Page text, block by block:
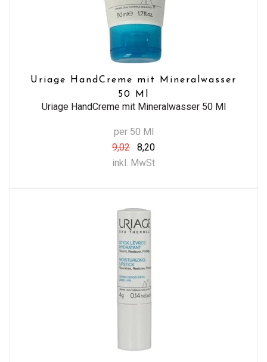
Uriage HandCreme mit Mineralwasser
50 Ml
Uriage HandCreme mit Mineralwasser 50 Ml
per 50 Ml
9,02
8,20
inkl. MwSt